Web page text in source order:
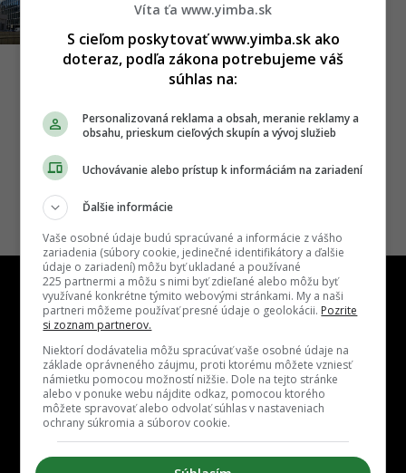
Staromestská (+ výhľady)
04.10.2018, 15:00 ADRIAN GUBČO
Kontakt Inzercia Cenník Redakcia Kariéra
Víta ťa www.yimba.sk
S cieľom poskytovať www.yimba.sk ako
doteraz, podľa zákona potrebujeme váš
súhlas na:
Personalizovaná reklama a obsah, meranie reklamy a
obsahu, prieskum cieľových skupín a vývoj služieb
Uchovávanie alebo prístup k informáciám na zariadení
Ďalšie informácie
Vaše osobné údaje budú spracúvané a informácie z vášho
zariadenia (súbory cookie, jedinečné identifikátory a ďalšie
údaje o zariadení) môžu byť ukladané a používané
225 partnermi a môžu s nimi byť zdieľané alebo môžu byť
využívané konkrétne týmito webovými stránkami. My a naši
partneri môžeme používať presné údaje o geolokácii. Pozrite
si zoznam partnerov.
Niektorí dodávatelia môžu spracúvať vaše osobné údaje na
základe oprávneného záujmu, proti ktorému môžete vzniesť
námietku pomocou možností nižšie. Dole na tejto stránke
alebo v ponuke webu nájdite odkaz, pomocou ktorého
môžete spravovať alebo odvolať súhlas v nastaveniach
ochrany súkromia a súborov cookie.